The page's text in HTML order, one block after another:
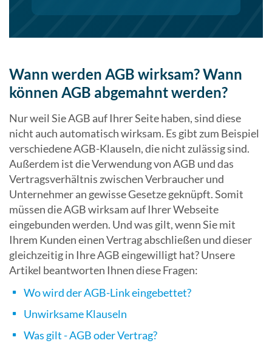
Wann werden AGB wirksam? Wann
können AGB abgemahnt werden?
Nur weil Sie AGB auf Ihrer Seite haben, sind diese
nicht auch automatisch wirksam. Es gibt zum Beispiel
verschiedene AGB-Klauseln, die nicht zulässig sind.
Außerdem ist die Verwendung von AGB und das
Vertragsverhältnis zwischen Verbraucher und
Unternehmer an gewisse Gesetze geknüpft. Somit
müssen die AGB wirksam auf Ihrer Webseite
eingebunden werden. Und was gilt, wenn Sie mit
Ihrem Kunden einen Vertrag abschließen und dieser
gleichzeitig in Ihre AGB eingewilligt hat? Unsere
Artikel beantworten Ihnen diese Fragen:
Wo wird der AGB-Link eingebettet?
Unwirksame Klauseln
Was gilt - AGB oder Vertrag?